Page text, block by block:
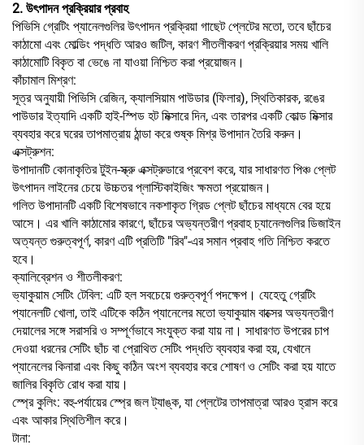
2. উৎপাদন প্রক্রিয়ার প্রবাহ
পিভিসি গ্রেটিং প্যানেলগুলির উৎপাদন প্রক্রিয়া গাছেট প্লেটের মতো, তবে ছাঁচের
কাঠামো এবং মোল্ডিং পদ্ধতি আরও জটিল, কারণ শীতলীকরণ প্রক্রিয়ার সময় খালি
কাঠামোটি বিকৃত বা ভেঙে না যাওয়া নিশ্চিত করা প্রয়োজন।
কাঁচামাল মিশ্রণ:
সূত্র অনুযায়ী পিভিসি রেজিন, ক্যালসিয়াম পাউডার (ফিলার), স্থিতিকারক, রঙের
পাউডার ইত্যাদি একটি হাই-স্পিড হট মিক্সারে দিন, এবং তারপর একটি কোল্ড মিক্সার
ব্যবহার করে ঘরের তাপমাত্রায় ঠান্ডা করে শুষ্ক মিশ্র উপাদান তৈরি করুন।
এক্সট্রুশন:
উপাদানটি কোনাকৃতির টুইন-স্ক্রু এক্সট্রুডারে প্রবেশ করে, যার সাধারণত পিঞ্চ প্লেট
উৎপাদন লাইনের চেয়ে উচ্চতর প্লাস্টিকাইজিং ক্ষমতা প্রয়োজন।
গলিত উপাদানটি একটি বিশেষভাবে নকশাকৃত গ্রিড প্লেট ছাঁচের মাধ্যমে বের হয়ে
আসে। এর খালি কাঠামোর কারণে, ছাঁচের অভ্যন্তরীণ প্রবাহ চ্যানেলগুলির ডিজাইন
অত্যন্ত গুরুত্বপূর্ণ, কারণ এটি প্রতিটি "রিব"-এর সমান প্রবাহ গতি নিশ্চিত করতে
হবে।
ক্যালিব্রেশন ও শীতলীকরণ:
ভ্যাকুয়াম সেটিং টেবিল: এটি হল সবচেয়ে গুরুত্বপূর্ণ পদক্ষেপ। যেহেতু গ্রেটিং
প্যানেলটি খোলা, তাই এটিকে কঠিন প্যানেলের মতো ভ্যাকুয়াম বাক্সের অভ্যন্তরীণ
দেয়ালের সঙ্গে সরাসরি ও সম্পূর্ণভাবে সংযুক্ত করা যায় না। সাধারণত উপরের চাপ
দেওয়া ধরনের সেটিং ছাঁচ বা প্রোথিত সেটিং পদ্ধতি ব্যবহার করা হয়, যেখানে
প্যানেলের কিনারা এবং কিছু কঠিন অংশ ব্যবহার করে শোষণ ও সেটিং করা হয় যাতে
জালির বিকৃতি রোধ করা যায়।
স্প্রে কুলিং: বহু-পর্যায়ের স্প্রে জল ট্যাঙ্ক, যা প্লেটের তাপমাত্রা আরও হ্রাস করে
এবং আকার স্থিতিশীল করে।
টানা: